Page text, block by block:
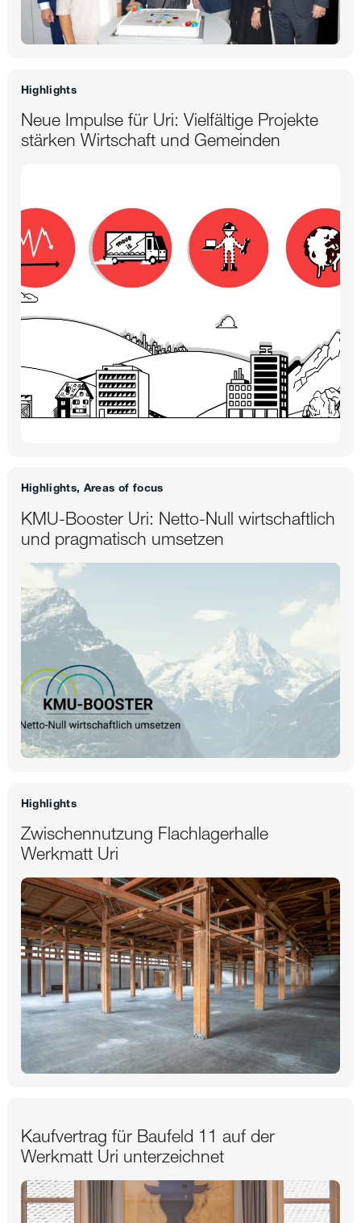
Highlights
Neue Impulse für Uri: Vielfältige Projekte
stärken Wirtschaft und Gemeinden
Highlights, Areas of focus
KMU-Booster Uri: Netto-Null wirtschaftlich
und pragmatisch umsetzen
Highlights
Zwischennutzung Flachlagerhalle
Werkmatt Uri
Kaufvertrag für Baufeld 11 auf der
Werkmatt Uri unterzeichnet